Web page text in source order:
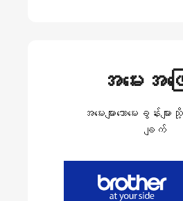
အမေးအဖြေ
အမေးများသောမေးခွန်း
ချက်